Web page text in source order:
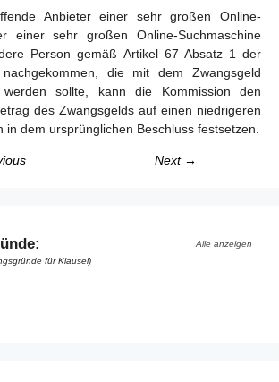
Anbieter einer sehr großen Online-
einer sehr großen Online-Suchmaschine
Person gemäß Artikel 67 Absatz 1 der
nachgekommen, die mit dem Zwangsgeld
werden sollte, kann die Kommission den
des Zwangsgelds auf einen niedrigeren
in dem ursprünglichen Beschluss festsetzen.
Next →
Alle anzeigen
für Klausel)